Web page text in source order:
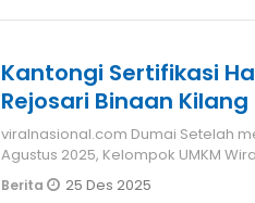
Kantongi Sertifikasi
Rejosari Binaan
Kian Berkembang
viralnasional.com Dumai Setelah
Agustus 2025, Kelompok UMKM
Pertamina Dum
Berita 25 Des 2025